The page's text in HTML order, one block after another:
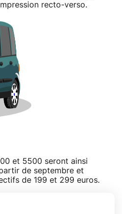
recto-verso.
et 5500 seront ainsi
de septembre et
de 199 et 299 euros.